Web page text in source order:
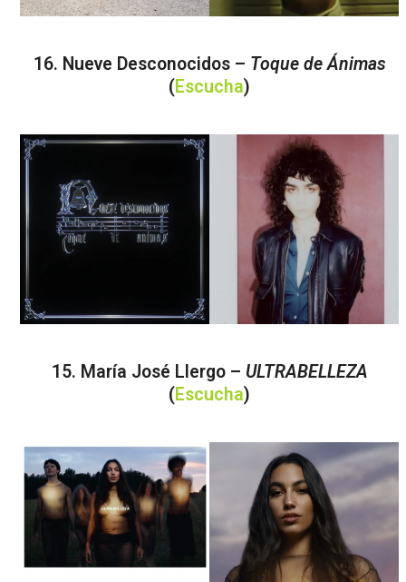
16. Nueve Desconocidos – Toque de Ánimas
(Escucha)
15. María José Llergo – ULTRABELLEZA
(Escucha)